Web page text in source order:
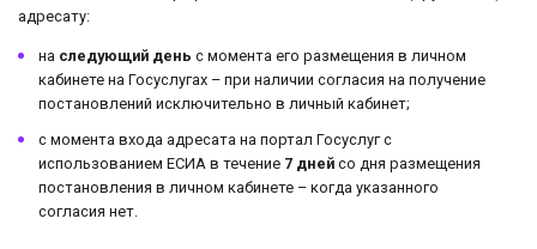
адресату:
на следующий день с момента его размещения в личном
кабинете на Госуслугах – при наличии согласия на получение
постановлений исключительно в личный кабинет;
с момента входа адресата на портал Госуслуг с
использованием ЕСИА в течение 7 дней со дня размещения
постановления в личном кабинете – когда указанного
согласия нет.